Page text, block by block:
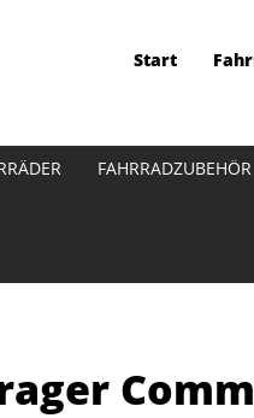
Start
FAHRRADZUBEHÖR